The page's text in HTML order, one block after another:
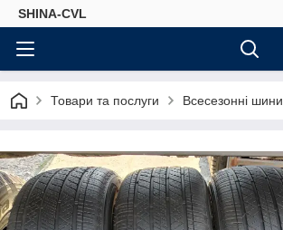
SHINA-CVL
Товари та послуги Всесезонні шини